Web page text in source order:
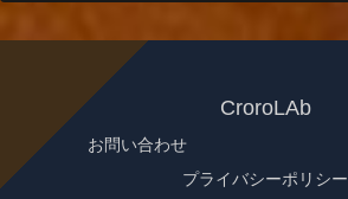
CroroLAb
お問い合わせ
プライバシーポリシー